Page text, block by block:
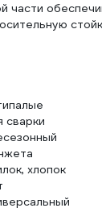
части
сварки
хлопок